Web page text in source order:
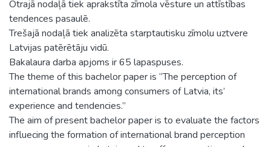
Otrajā nodaļā tiek aprakstīta zīmola vēsture un attīstības
tendences pasaulē.
Trešajā nodaļā tiek analizēta starptautisku zīmolu uztvere
Latvijas patērētāju vidū.
Bakalaura darba apjoms ir 65 lapaspuses.
The theme of this bachelor paper is “The perception of
international brands among consumers of Latvia, its’
experience and tendencies.”
The aim of present bachelor paper is to evaluate the factors
influecing the formation of international brand perception